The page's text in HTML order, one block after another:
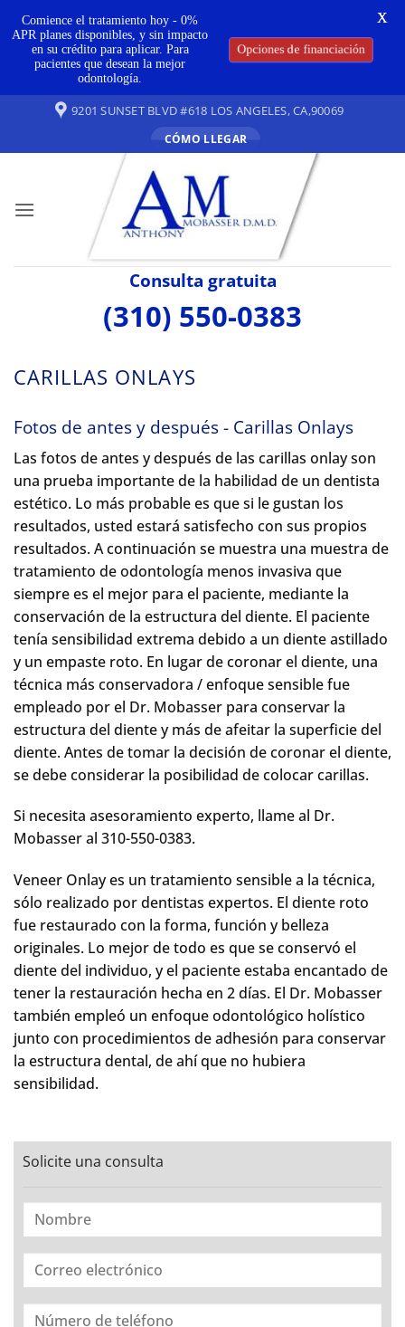
contenido
9201 SUNSET BLVD #618 LOS ANGELES, CA,90069
CÓMO LLEGAR
Consulta gratuita
(310) 550-0383
CARILLAS ONLAYS
Fotos de antes y después - Carillas Onlays
Las fotos de antes y después de las carillas onlay son
una prueba importante de la habilidad de un dentista
estético. Lo más probable es que si le gustan los
resultados, usted estará satisfecho con sus propios
resultados. A continuación se muestra una muestra de
tratamiento de odontología menos invasiva que
siempre es el mejor para el paciente, mediante la
conservación de la estructura del diente. El paciente
tenía sensibilidad extrema debido a un diente astillado
y un empaste roto. En lugar de coronar el diente, una
técnica más conservadora / enfoque sensible fue
empleado por el Dr. Mobasser para conservar la
estructura del diente y más de afeitar la superficie del
diente. Antes de tomar la decisión de coronar el diente,
se debe considerar la posibilidad de colocar carillas.
Si necesita asesoramiento experto, llame al Dr.
Mobasser al 310-550-0383.
Veneer Onlay es un tratamiento sensible a la técnica,
sólo realizado por dentistas expertos. El diente roto
fue restaurado con la forma, función y belleza
originales. Lo mejor de todo es que se conservó el
diente del individuo, y el paciente estaba encantado de
tener la restauración hecha en 2 días. El Dr. Mobasser
también empleó un enfoque odontológico holístico
junto con procedimientos de adhesión para conservar
la estructura dental, de ahí que no hubiera
sensibilidad.
Solicite una consulta
Comience el tratamiento hoy - 0%
APR planes disponibles, y sin impacto
en su crédito para aplicar. Para
pacientes que desean la mejor
odontología.
Opciones de financiación
X